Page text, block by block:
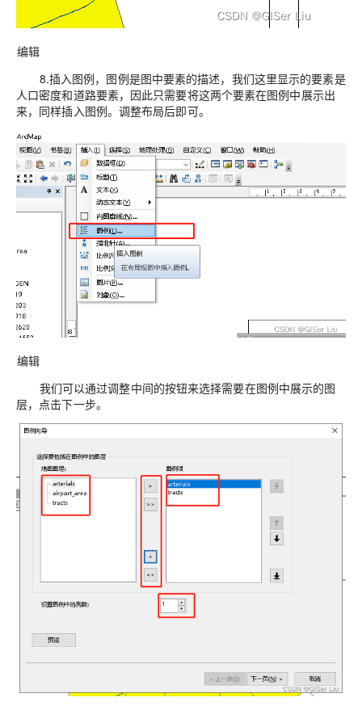
编辑
8.插入图例，图例是图中要素的描述，我们这里显示的要素是
人口密度和道路要素，因此只需要将这两个要素在图例中展示出
来，同样插入图例。调整布局后即可。
编辑
我们可以通过调整中间的按钮来选择需要在图例中展示的图
层，点击下一步。